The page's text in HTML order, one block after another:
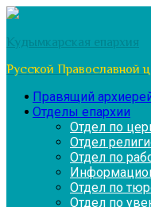
Перейти
содержимому
Кудымкарская епархия
Русской Православной
Правящий
Отделы епархии
Отдел по
Отдел
Отдел по
Отдел по
Отдел по